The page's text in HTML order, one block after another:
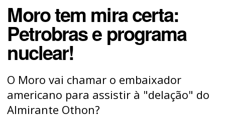
Moro tem mira certa:
Petrobras e programa
nuclear!
O Moro vai chamar o embaixador
americano para assistir à "delação" do
Almirante Othon?